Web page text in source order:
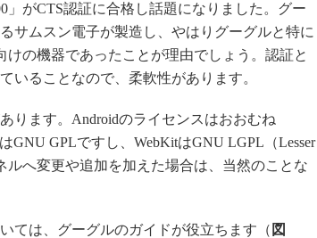
」がCTS認証に合格し話題になりました。グー
サムスン電子が製造し、やはりグーグルと特に
の機器であったことが理由でしょう。認証と
いることなので、柔軟性があります。
ります。Androidのライセンスはおおむね
GNU GPLですし、WebKitはGNU LGPL（Lesser
ルへ変更や追加を加えた場合は、当然のことな
ては、グーグルのガイドが役立ちます（ 図